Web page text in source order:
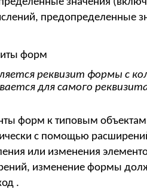
предопределенные
форм
реквизит формы с
для самого
форм к типовым
с помощью
или изменения
изменение формы
.